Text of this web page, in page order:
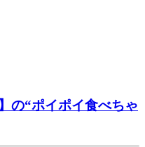
の“ポイポイ食べちゃ